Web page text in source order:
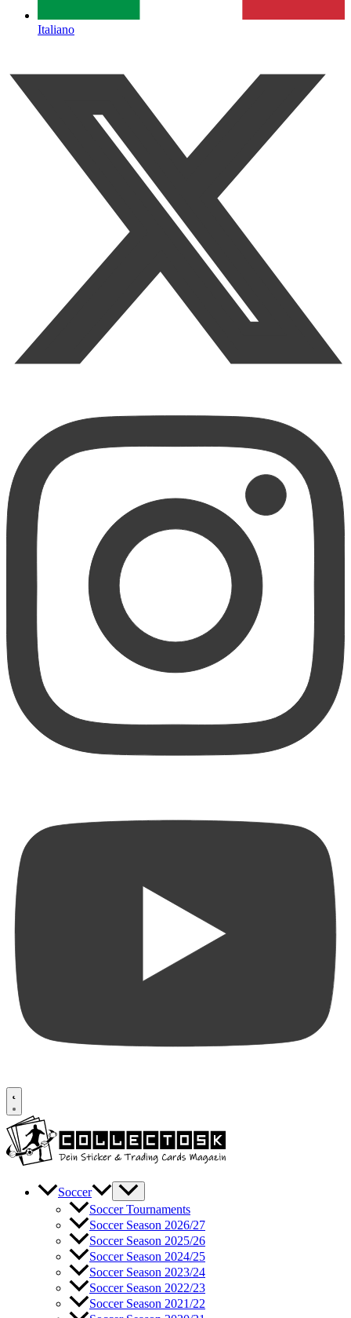
Italiano
Soccer
Soccer Tournaments
Soccer Season 2026/27
Soccer Season 2025/26
Soccer Season 2024/25
Soccer Season 2023/24
Soccer Season 2022/23
Soccer Season 2021/22